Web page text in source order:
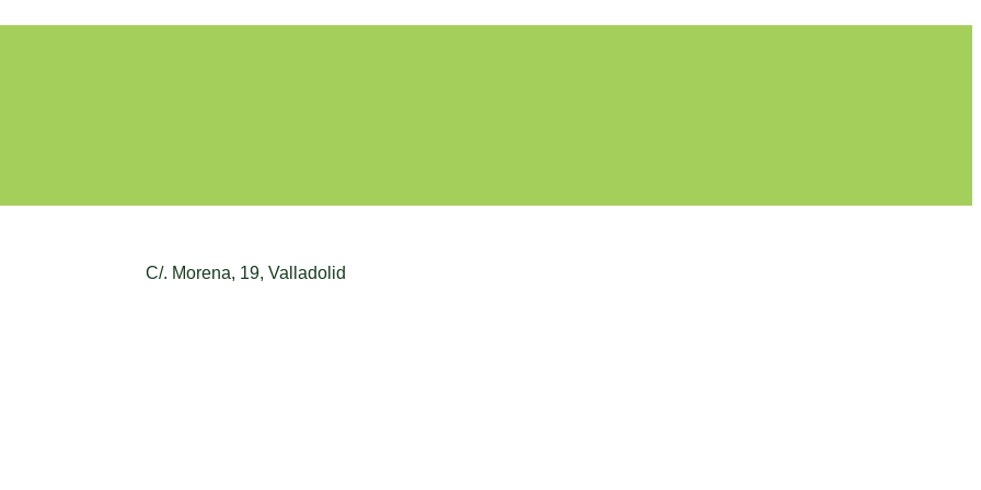
C/. Morena, 19, Valladolid